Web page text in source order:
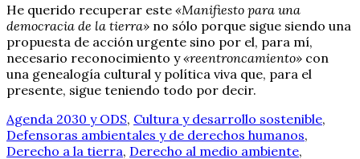
He querido recuperar este «Manifiesto para una
democracia de la tierra» no sólo porque sigue siendo una
propuesta de acción urgente sino por el, para mí,
necesario reconocimiento y«reentroncamiento» con
una genealogía cultural y política viva que, para el
presente, sigue teniendo todo por decir.
Agenda 2030 y ODS, Cultura y desarrollo sostenible,
Defensoras ambientales y de derechos humanos,
Derecho a la tierra, Derecho al medio ambiente,